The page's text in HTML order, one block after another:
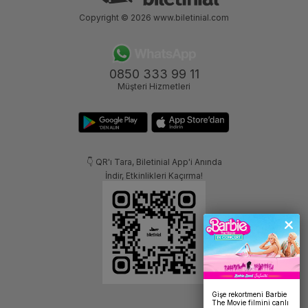
0850 333 99 11
Müşteri Hizmetleri
👇 QR'ı Tara, Biletinial App'i Anında
İndir, Etkinlikleri Kaçırma!
Copyright © 2026 www.biletinial.com
Gişe rekortmeni Barbie
The Movie filmini canlı